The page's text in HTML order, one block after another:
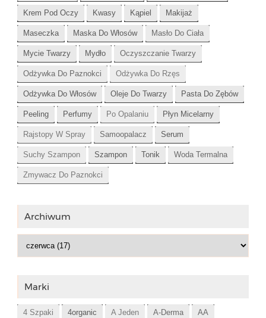
Krem Pod Oczy Kwasy Kąpiel Makijaż
Maseczka Maska Do Włosów Masło Do Ciała
Mycie Twarzy Mydło Oczyszczanie Twarzy
Odżywka Do Paznokci Odżywka Do Rzęs
Odżywka Do Włosów Oleje Do Twarzy Pasta Do Zębów
Peeling Perfumy Po Opalaniu Płyn Micelarny
Rajstopy W Spray Samoopalacz Serum
Suchy Szampon Szampon Tonik Woda Termalna
Zmywacz Do Paznokci
Archiwum
Marki
4 Szpaki 4organic A Jeden A-Derma AA